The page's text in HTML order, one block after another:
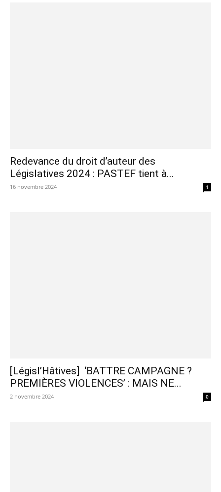
Redevance du droit d’auteur des
Législatives 2024 : PASTEF tient à...
16 novembre 2024 1
[Législ’Hâtives] ‘BATTRE CAMPAGNE ?
PREMIÈRES VIOLENCES’ : MAIS NE...
2 novembre 2024 0